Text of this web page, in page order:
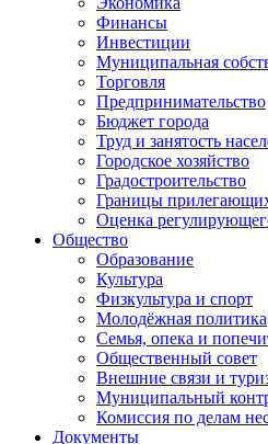
Финансы
Инвестиции
Муниципальная
Торговля
Предпринимательство
Бюджет города
Труд и занятость
Городское хозяйство
Градостроительство
Границы
Оценка
Общество
Образование
Культура
Физкультура и спорт
Молодёжная политика
Семья, опека и
Общественный совет
Внешние связи и
Муниципальный
Комиссия по делам
Документы